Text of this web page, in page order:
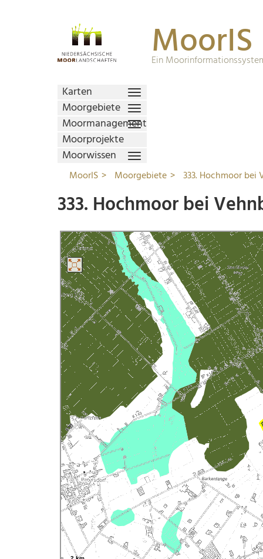
MoorIS
Ein
Karten
Moorgebiete
Moormanagement
Moorprojekte
Moorwissen
MoorIS Moorgebiete 333. Hochmoor bei
333. Hochmoor bei